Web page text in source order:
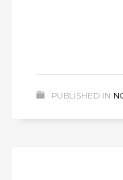
PUBLISHED IN